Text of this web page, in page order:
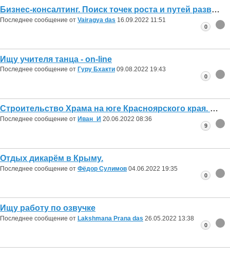
Бизнес-консалтинг. Поиск точек роста и путей развития для любого типа бизнеса
Последнее сообщение от Vairagya das 16.09.2022 11:51
0
Ищу учителя танца - on-line
Последнее сообщение от Гуру Бхакти 09.08.2022 19:43
0
Cтроительство Храма на юге Красноярского края.
Последнее сообщение от Иван_И 20.06.2022 08:36
9
Отдых дикарём в Крыму.
Последнее сообщение от Фёдор Сулимов 04.06.2022 19:35
0
Ищу работу по озвучке
Последнее сообщение от Lakshmana Prana das 26.05.2022 13:38
0